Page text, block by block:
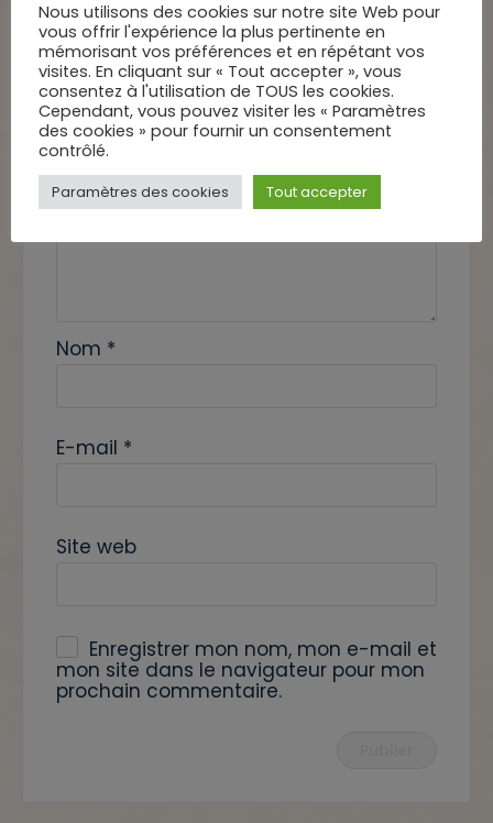
Réponses
Votre adresse e-mail ne sera pas publiée.
Les champs obligatoires sont indiqués avec
*
Nom *
E-mail *
Site web
Enregistrer mon nom, mon e-mail et
mon site dans le navigateur pour mon
prochain commentaire.
Nous utilisons des cookies sur notre site Web pour
vous offrir l'expérience la plus pertinente en
mémorisant vos préférences et en répétant vos
visites. En cliquant sur « Tout accepter », vous
consentez à l'utilisation de TOUS les cookies.
Cependant, vous pouvez visiter les « Paramètres
des cookies » pour fournir un consentement
contrôlé.
Paramètres des cookies Tout accepter